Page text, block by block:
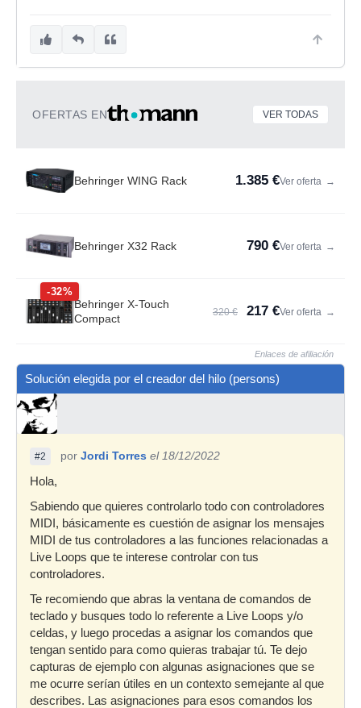
OFERTAS EN VER TODAS
Behringer WING Rack 1.385 €Ver oferta →
Behringer X32 Rack 790 €Ver oferta →
-32%
Behringer X-Touch
Compact
320 € 217 €Ver oferta →
Enlaces de afiliación
Solución elegida por el creador del hilo (persons)
#2 por Jordi Torres el 18/12/2022
Hola,
Sabiendo que quieres controlarlo todo con controladores
MIDI, básicamente es cuestión de asignar los mensajes
MIDI de tus controladores a las funciones relacionadas a
Live Loops que te interese controlar con tus
controladores.
Te recomiendo que abras la ventana de comandos de
teclado y busques todo lo referente a Live Loops y/o
celdas, y luego procedas a asignar los comandos que
tengan sentido para como quieras trabajar tú. Te dejo
capturas de ejemplo con algunas asignaciones que se
me ocurre serían útiles en un contexto semejante al que
describes. Las asignaciones para esos comandos los